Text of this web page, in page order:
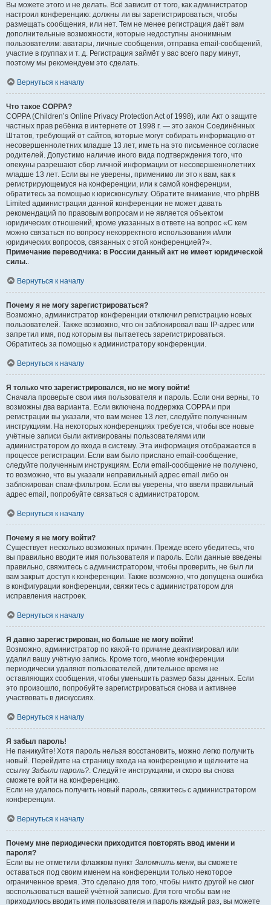
Вы можете этого и не делать. Всё зависит от того, как администратор
настроил конференцию: должны ли вы зарегистрироваться, чтобы
размещать сообщения, или нет. Тем не менее регистрация даёт вам
дополнительные возможности, которые недоступны анонимным
пользователям: аватары, личные сообщения, отправка email-сообщений,
участие в группах и т. д. Регистрация займёт у вас всего пару минут,
поэтому мы рекомендуем это сделать.
Вернуться к началу
Что такое COPPA?
COPPA (Children’s Online Privacy Protection Act of 1998), или Акт о защите
частных прав ребёнка в интернете от 1998 г. — это закон Соединённых
Штатов, требующий от сайтов, которые могут собирать информацию от
несовершеннолетних младше 13 лет, иметь на это письменное согласие
родителей. Допустимо наличие иного вида подтверждения того, что
опекуны разрешают сбор личной информации от несовершеннолетних
младше 13 лет. Если вы не уверены, применимо ли это к вам, как к
регистрирующемуся на конференции, или к самой конференции,
обратитесь за помощью к юрисконсульту. Обратите внимание, что phpBB
Limited администрация данной конференции не может давать
рекомендаций по правовым вопросам и не является объектом
юридических отношений, кроме указанных в ответе на вопрос «С кем
можно связаться по вопросу некорректного использования и/или
юридических вопросов, связанных с этой конференцией?».
Примечание переводчика: в России данный акт не имеет юридической
силы..
Вернуться к началу
Почему я не могу зарегистрироваться?
Возможно, администратор конференции отключил регистрацию новых
пользователей. Также возможно, что он заблокировал ваш IP-адрес или
запретил имя, под которым вы пытаетесь зарегистрироваться.
Обратитесь за помощью к администратору конференции.
Вернуться к началу
Я только что зарегистрировался, но не могу войти!
Сначала проверьте свои имя пользователя и пароль. Если они верны, то
возможны два варианта. Если включена поддержка COPPA и при
регистрации вы указали, что вам менее 13 лет, следуйте полученным
инструкциям. На некоторых конференциях требуется, чтобы все новые
учётные записи были активированы пользователями или
администратором до входа в систему. Эта информация отображается в
процессе регистрации. Если вам было прислано email-сообщение,
следуйте полученным инструкциям. Если email-сообщение не получено,
то возможно, что вы указали неправильный адрес email либо он
заблокирован спам-фильтром. Если вы уверены, что ввели правильный
адрес email, попробуйте связаться с администратором.
Вернуться к началу
Почему я не могу войти?
Существует несколько возможных причин. Прежде всего убедитесь, что
вы правильно вводите имя пользователя и пароль. Если данные введены
правильно, свяжитесь с администратором, чтобы проверить, не был ли
вам закрыт доступ к конференции. Также возможно, что допущена ошибка
в конфигурации конференции, свяжитесь с администратором для
исправления настроек.
Вернуться к началу
Я давно зарегистрирован, но больше не могу войти!
Возможно, администратор по какой-то причине деактивировал или
удалил вашу учётную запись. Кроме того, многие конференции
периодически удаляют пользователей, длительное время не
оставляющих сообщения, чтобы уменьшить размер базы данных. Если
это произошло, попробуйте зарегистрироваться снова и активнее
участвовать в дискуссиях.
Вернуться к началу
Я забыл пароль!
Не паникуйте! Хотя пароль нельзя восстановить, можно легко получить
новый. Перейдите на страницу входа на конференцию и щёлкните на
ссылку Забыли пароль?. Следуйте инструкциям, и скоро вы снова
сможете войти на конференцию.
Если не удалось получить новый пароль, свяжитесь с администратором
конференции.
Вернуться к началу
Почему мне периодически приходится повторять ввод имени и
пароля?
Если вы не отметили флажком пункт Запомнить меня, вы сможете
оставаться под своим именем на конференции только некоторое
ограниченное время. Это сделано для того, чтобы никто другой не смог
воспользоваться вашей учётной записью. Для того чтобы вам не
приходилось вводить имя пользователя и пароль каждый раз, вы можете